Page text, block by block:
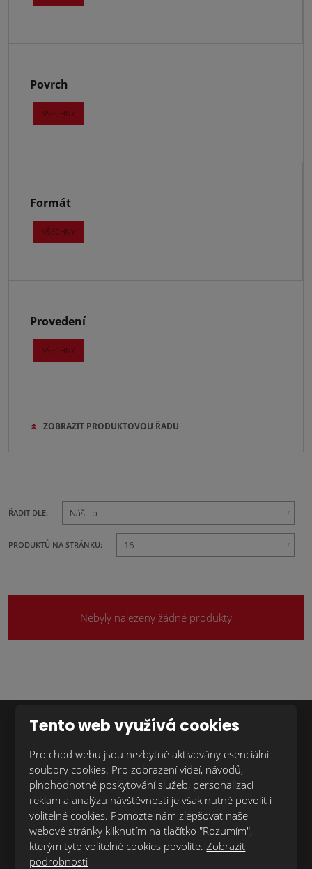
Povrch
VŠECHNY
Formát
VŠECHNY
Provedení
VŠECHNY
ZOBRAZIT PRODUKTOVOU ŘADU
Náš tip
PRODUKTŮ NA STRÁNKU: 16
Nebyly nalezeny žádné produkty
Chcete dostávat novinky z naší nabídky
první?
Registrovat adresu
Tento web využívá cookies
Pro chod webu jsou nezbytně aktivovány esenciální
soubory cookies. Pro zobrazení videí, návodů,
plnohodnotné poskytování služeb, personalizaci
reklam a analýzu návštěvnosti je však nutné povolit i
volitelné cookies. Pomozte nám zlepšovat naše
webové stránky kliknutím na tlačítko "Rozumím",
kterým tyto volitelné cookies povolíte. Zobrazit
podrobnosti